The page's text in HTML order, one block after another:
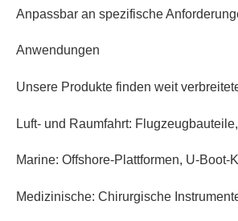
Anpassbar an spezifische
Anwendungen
Unsere Produkte finden weit
Luft- und Raumfahrt:
Marine: Offshore-Plattformen, U-
Medizinische: Chirurgische